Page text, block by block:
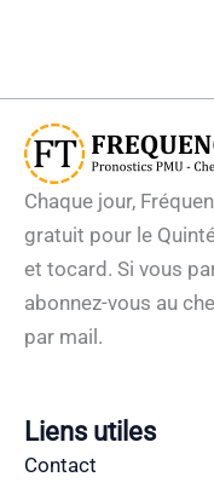
Chaque jour,
gratuit pour le
et tocard. Si vous
abonnez-vous au
par mail.
Liens utiles
Contact